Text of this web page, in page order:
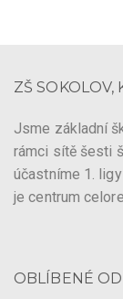
ZŠ SOKOLOV,
Jsme základní
rámci sítě šesti
účastníme 1.
je centrum
OBLÍBENÉ